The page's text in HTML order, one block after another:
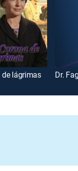
de lágrimas Dr.